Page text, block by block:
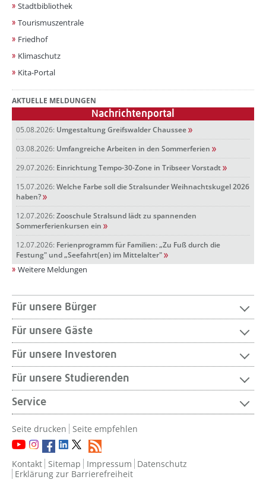
Stadtbibliothek
Tourismuszentrale
Friedhof
Klimaschutz
Kita-Portal
AKTUELLE MELDUNGEN
Nachrichtenportal
05.08.2026: Umgestaltung Greifswalder Chaussee
03.08.2026: Umfangreiche Arbeiten in den Sommerferien
29.07.2026: Einrichtung Tempo-30-Zone in Tribseer Vorstadt
15.07.2026: Welche Farbe soll die Stralsunder Weihnachtskugel 2026
haben?
12.07.2026: Zooschule Stralsund lädt zu spannenden
Sommerferienkursen ein
12.07.2026: Ferienprogramm für Familien: „Zu Fuß durch die
Festung" und „Seefahrt(en) im Mittelalter"
Weitere Meldungen
Für unsere Bürger
Für unsere Gäste
Für unsere Investoren
Für unsere Studierenden
Service
Seite drucken Seite empfehlen
Kontakt Sitemap Impressum Datenschutz
Erklärung zur Barrierefreiheit